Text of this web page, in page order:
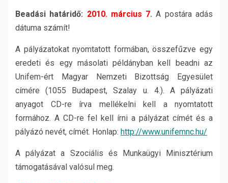
Beadási határidő: 2010. március 7. A postára adás
dátuma számít!
A pályázatokat nyomtatott formában, összefűzve egy
eredeti és egy másolati példányban kell beadni az
Unifem-ért Magyar Nemzeti Bizottság Egyesület
címére (1055 Budapest, Szalay u. 4.). A pályázati
anyagot CD-re írva mellékelni kell a nyomtatott
formához. A CD-re fel kell írni a pályázat címét és a
pályázó nevét, címét. Honlap: http://www.unifemnc.hu/
A pályázat a Szociális és Munkaügyi Minisztérium
támogatásával valósul meg.